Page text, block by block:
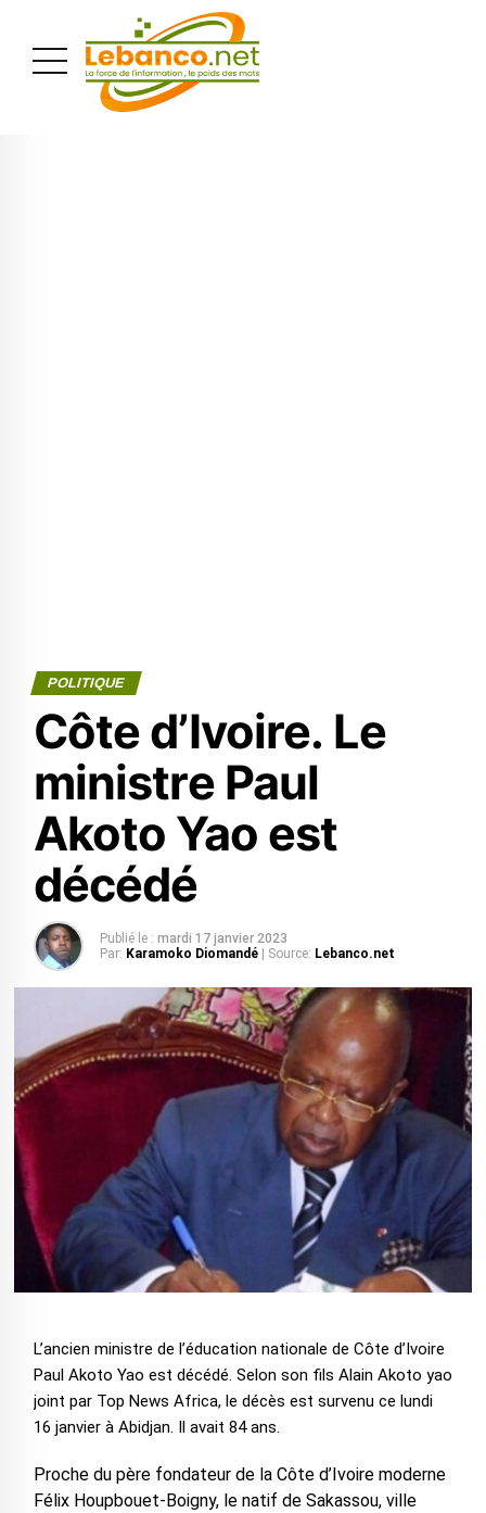
POLITIQUE
Côte d’Ivoire. Le
ministre Paul
Akoto Yao est
décédé
Publié le : mardi 17 janvier 2023
Par: Karamoko Diomandé | Source: Lebanco.net
L’ancien ministre de l’éducation nationale de Côte d’Ivoire
Paul Akoto Yao est décédé. Selon son fils Alain Akoto yao
joint par Top News Africa, le décès est survenu ce lundi
16 janvier à Abidjan. Il avait 84 ans.
Proche du père fondateur de la Côte d’Ivoire moderne
Félix Houpbouet-Boigny, le natif de Sakassou, ville